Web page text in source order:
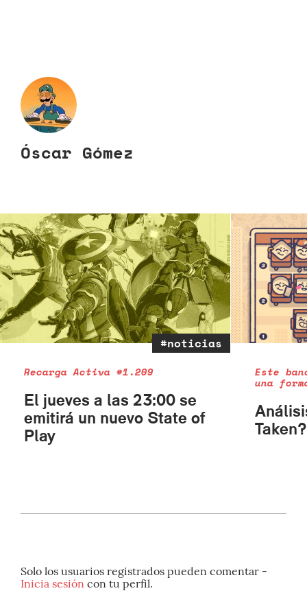
Óscar Gómez
#noticias
Recarga Activa #1.209
El jueves a las 23:00 se
emitirá un nuevo State of
Play
Este
una
Taken?
Solo los usuarios registrados pueden comentar -
Inicia sesión con tu perfil.